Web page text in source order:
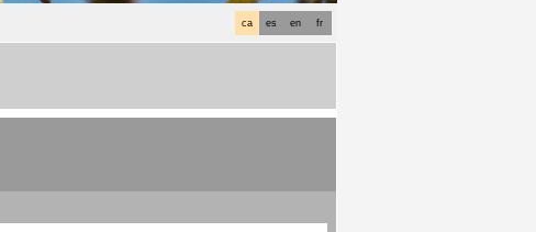
fr
en
es
ca